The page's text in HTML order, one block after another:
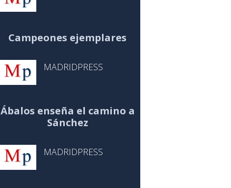
Campeones ejemplares
MADRIDPRESS
Ábalos enseña el camino a
Sánchez
MADRIDPRESS